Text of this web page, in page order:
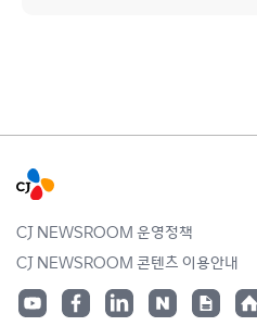
CJ NEWSROOM 운영정책
CJ NEWSROOM 콘텐츠 이용안내